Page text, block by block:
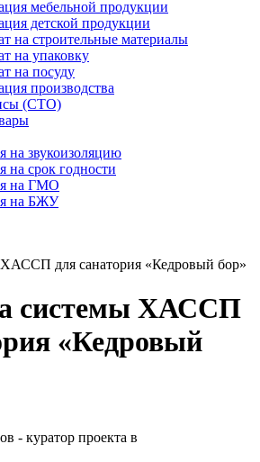
мебельной продукции
детской продукции
на строительные материалы
на упаковку
на посуду
производства
(СТО)
на звукоизоляцию
на срок годности
на ГМО
на БЖУ
ХАССП для санатория «Кедровый бор»
системы ХАССП
«Кедровый